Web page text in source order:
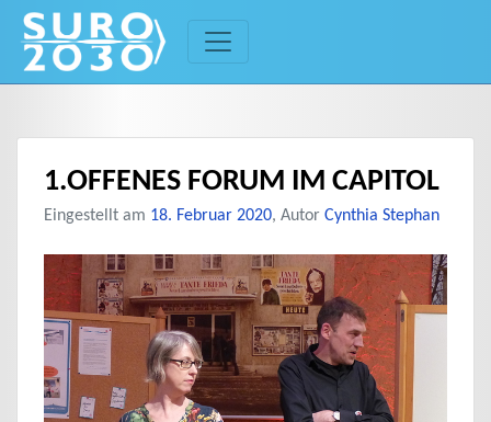
content
1.OFFENES FORUM IM CAPITOL
Eingestellt am 18. Februar 2020, Autor Cynthia Stephan